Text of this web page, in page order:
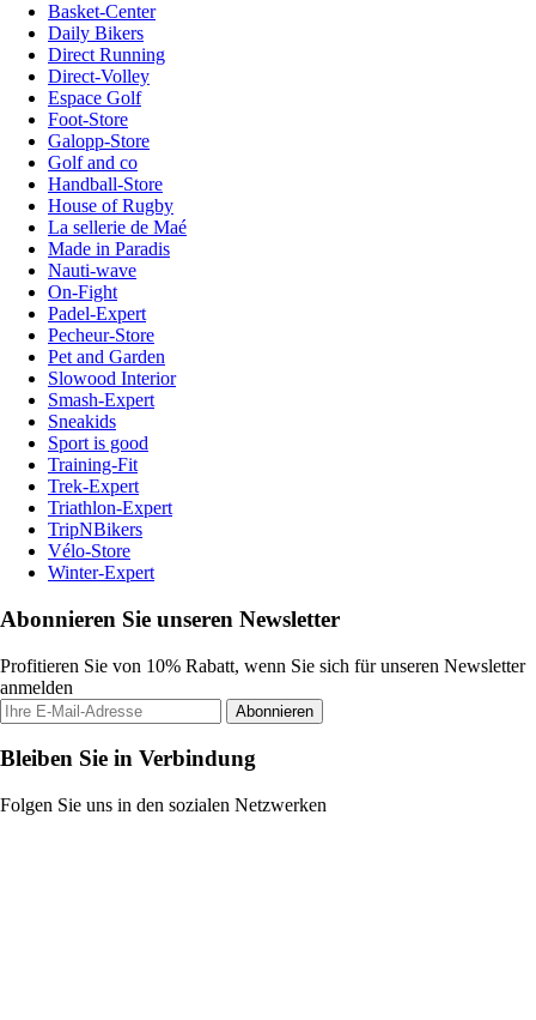
Basket-Center
Daily Bikers
Direct Running
Direct-Volley
Espace Golf
Foot-Store
Galopp-Store
Golf and co
Handball-Store
House of Rugby
La sellerie de Maé
Made in Paradis
Nauti-wave
On-Fight
Padel-Expert
Pecheur-Store
Pet and Garden
Slowood Interior
Smash-Expert
Sneakids
Sport is good
Training-Fit
Trek-Expert
Triathlon-Expert
TripNBikers
Vélo-Store
Winter-Expert
Abonnieren Sie unseren Newsletter
Profitieren Sie von 10% Rabatt, wenn Sie sich für unseren Newsletter
anmelden
Abonnieren
Bleiben Sie in Verbindung
Folgen Sie uns in den sozialen Netzwerken